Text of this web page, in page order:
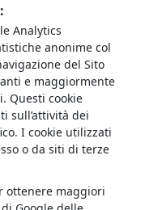
Analytics
anonime col
del Sito
e maggiormente
Questi cookie
sull’attività dei
I cookie utilizzati
o da siti di terze
ottenere maggiori